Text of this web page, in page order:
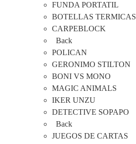
FUNDA PORTATIL
BOTELLAS TERMICAS
CARPEBLOCK
Back
POLICAN
GERONIMO STILTON
BONI VS MONO
MAGIC ANIMALS
IKER UNZU
DETECTIVE SOPAPO
Back
JUEGOS DE CARTAS